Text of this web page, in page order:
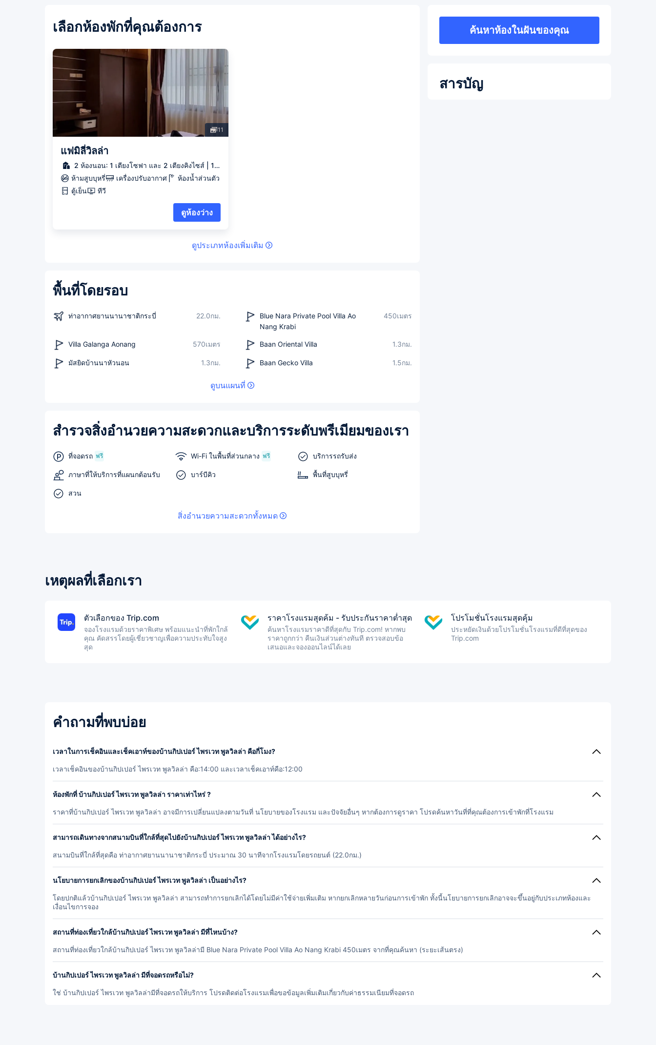
เลือกห้องพักที่คุณต้องการ
11
แฟมิลี่วิลล่า
2 ห้องนอน: 1 เตียงโซฟา และ 2 เตียงคิงไซส์ | 1 ห้องนั่งเล่น
ห้ามสูบบุหรี่
เครื่องปรับอากาศ
ห้องน้ำส่วนตัว
ตู้เย็น
ทีวี
ดูห้องว่าง
ดูประเภทห้องเพิ่มเติม
พื้นที่โดยรอบ
ท่าอากาศยานนานาชาติกระบี่ 22.0กม.
Blue Nara Private Pool Villa Ao
Nang Krabi
450เมตร
Villa Galanga Aonang 570เมตร Baan Oriental Villa 1.3กม.
มัสยิดบ้านนาหัวนอน 1.3กม. Baan Gecko Villa 1.5กม.
ดูบนแผนที่
สำรวจสิ่งอำนวยความสะดวกและบริการระดับพรีเมียมของเรา
ที่จอดรถ ฟรี Wi-Fi ในพื้นที่ส่วนกลาง ฟรี บริการรถรับส่ง
ภาษาที่ให้บริการที่แผนกต้อนรับ บาร์บีคิว พื้นที่สูบบุหรี่
สวน
สิ่งอำนวยความสะดวกทั้งหมด
ค้นหาห้องในฝันของคุณ
สารบัญ
เหตุผลที่เลือกเรา
ตัวเลือกของ Trip.com
จองโรงแรมด้วยราคาพิเศษ พร้อมแนะนำที่พักใกล้
คุณ คัดสรรโดยผู้เชี่ยวชาญเพื่อความประทับใจสูง
สุด
ราคาโรงแรมสุดค้ม - รับประกันราคาต่ำสุด
ค้นหาโรงแรมราคาดีที่สุดกับ Trip.com! หากพบ
ราคาถูกกว่า คืนเงินส่วนต่างทันที ตรวจสอบข้อ
เสนอและจองออนไลน์ได้เลย
โปรโมชั่นโรงแรมสุดคุ้ม
ประหยัดเงินด้วยโปรโมชั่นโรงแรมที่ดีที่สุดของ
Trip.com
คำถามที่พบบ่อย
เวลาในการเช็คอินและเช็คเอาท์ของบ้านกิปเปอร์ ไพรเวท พูลวิลล่า คือกี่โมง?
เวลาเช็คอินของบ้านกิปเปอร์ ไพรเวท พูลวิลล่า คือ:14:00 และเวลาเช็คเอาท์คือ:12:00
ห้องพักที่ บ้านกิปเปอร์ ไพรเวท พูลวิลล่า ราคาเท่าไหร่ ?
ราคาที่บ้านกิปเปอร์ ไพรเวท พูลวิลล่า อาจมีการเปลี่ยนแปลงตามวันที่ นโยบายของโรงแรม และปัจจัยอื่นๆ หากต้องการดูราคา โปรดค้นหาวันที่ที่คุณต้องการเข้าพักที่โรงแรม
สามารถเดินทางจากสนามบินที่ใกล้ที่สุดไปยังบ้านกิปเปอร์ ไพรเวท พูลวิลล่า ได้อย่างไร?
สนามบินที่ใกล้ที่สุดคือ ท่าอากาศยานนานาชาติกระบี่ ประมาณ 30 นาทีจากโรงแรมโดยรถยนต์ (22.0กม.)
นโยบายการยกเลิกของบ้านกิปเปอร์ ไพรเวท พูลวิลล่า เป็นอย่างไร?
โดยปกติแล้วบ้านกิปเปอร์ ไพรเวท พูลวิลล่า สามารถทำการยกเลิกได้โดยไม่มีค่าใช้จ่ายเพิ่มเติม หากยกเลิกหลายวันก่อนการเข้าพัก ทั้งนี้นโยบายการยกเลิกอาจจะขึ้นอยู่กับประเภทห้องและ
เงื่อนไขการจอง
สถานที่ท่องเที่ยวใกล้บ้านกิปเปอร์ ไพรเวท พูลวิลล่า มีที่ไหนบ้าง?
สถานที่ท่องเที่ยวใกล้บ้านกิปเปอร์ ไพรเวท พูลวิลล่ามี Blue Nara Private Pool Villa Ao Nang Krabi 450เมตร จากที่คุณค้นหา (ระยะเส้นตรง)
บ้านกิปเปอร์ ไพรเวท พูลวิลล่า มีที่จอดรถหรือไม่?
ใช่ บ้านกิปเปอร์ ไพรเวท พูลวิลล่ามีที่จอดรถให้บริการ โปรดติดต่อโรงแรมเพื่อขอข้อมูลเพิ่มเติมเกี่ยวกับค่าธรรมเนียมที่จอดรถ